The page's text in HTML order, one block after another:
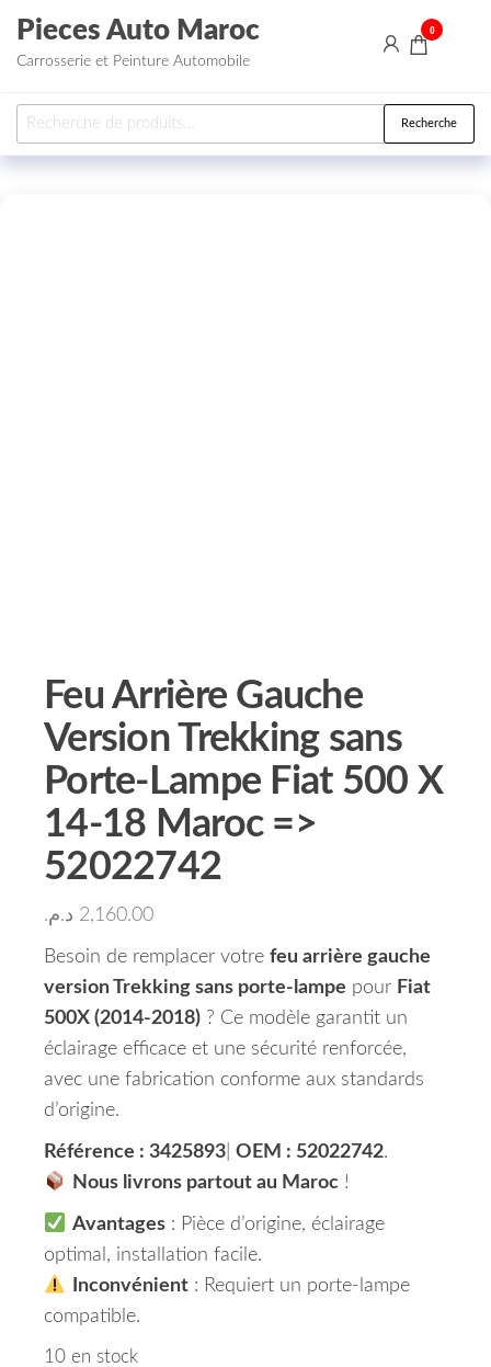
Aller au contenu
Pieces Auto Maroc
Carrosserie et Peinture Automobile
0
Recherche pour : Recherche
Feu Arrière Gauche
Version Trekking sans
Porte-Lampe Fiat 500 X
14-18 Maroc =>
52022742
2,160.00 د.م.
Besoin de remplacer votre feu arrière gauche
version Trekking sans porte-lampe pour Fiat
500X (2014-2018) ? Ce modèle garantit un
éclairage efficace et une sécurité renforcée,
avec une fabrication conforme aux standards
d’origine.
Référence : 3425893 OEM : 52022742.
Nous livrons partout au Maroc!
Avantages: Pièce d’origine, éclairage
optimal, installation facile.
Inconvénient: Requiert un porte-lampe
compatible.
10 en stock